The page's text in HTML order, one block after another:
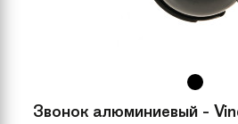
Звонок алюминиевый -